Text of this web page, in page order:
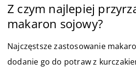
Z czym najlepiej
makaron sojowy?
Najczęstsze zastosowanie
dodanie go do potraw z